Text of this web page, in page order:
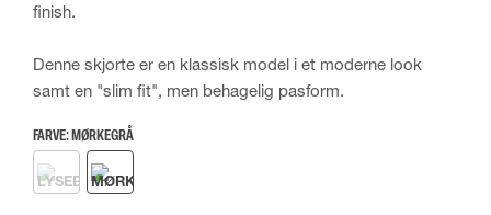
finish.
Denne skjorte er en klassisk model i et moderne look
samt en "slim fit", men behagelig pasform.
FARVE: MØRKEGRÅ